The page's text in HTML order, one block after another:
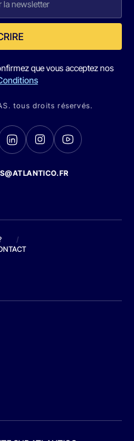
que vous acceptez nos
tous droits réservés.
/